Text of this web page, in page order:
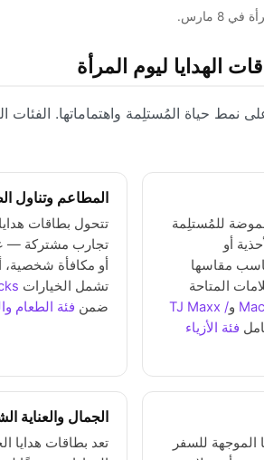
8 مارس.
الهدايا ليوم المرأة
للمُستلِمة
أو
مقاسها
المتاحة
وTJ Maxx /
فئة الأزياء
المطاعم وتناول
تتحول بطاقات
تجارب مشتركة —
أو مكافأة شخصية،
تشمل الخيارات
ضمن فئة الطعام
الموجهة للسفر
الجمال والعناية
تعد بطاقات هدايا